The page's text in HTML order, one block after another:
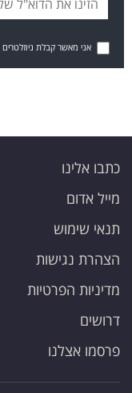
אני מאשר קבלת ניוזלטרים
כתבו אלינו
מייל אדום
תנאי שימוש
הצהרת נגישות
מדיניות הפרטיות
דרושים
פרסמו אצלנו